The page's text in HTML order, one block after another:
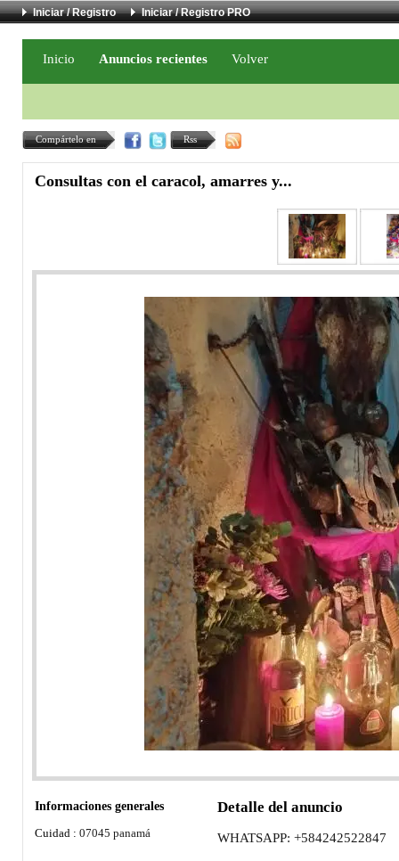
Iniciar / Registro Iniciar / Registro PRO
Inicio Anuncios recientes Volver
Compártelo en Rss
Consultas con el caracol, amarres y...
Informaciones generales
Cuidad : 07045 panamá
Detalle del anuncio
WHATSAPP: +584242522847